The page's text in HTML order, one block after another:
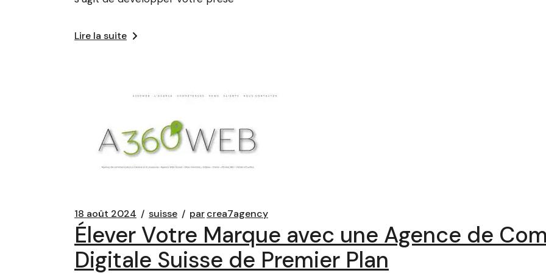
Lire la suite
18 août 2024 suisse parcrea7agency
Élever Votre Marque avec une Agence de
Digitale Suisse de Premier Plan